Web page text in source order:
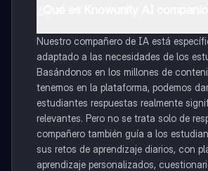
Nuestro compañero de IA está
adaptado a las necesidades de los
Basándonos en los millones de
tenemos en la plataforma, podemos
estudiantes respuestas realmente
relevantes. Pero no se trata solo de
compañero también guía a los
sus retos de aprendizaje diarios, con
aprendizaje personalizados,